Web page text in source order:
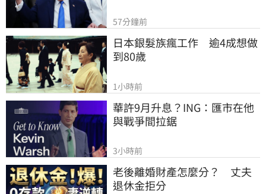
57分鐘前
日本銀髮族瘋工作　逾4成想做
到80歲
1小時前
華許9月升息？ING：匯市在他
與戰爭間拉鋸
3小時前
老後離婚財產怎麼分？　丈夫
退休金拒分